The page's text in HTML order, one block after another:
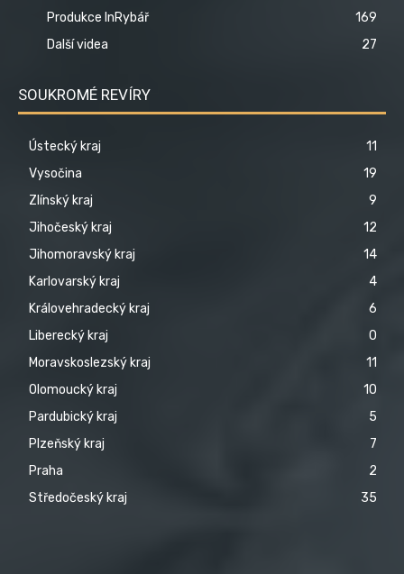
Produkce InRybář
169
Další videa
27
SOUKROMÉ REVÍRY
Ústecký kraj
11
Vysočina
19
Zlínský kraj
9
Jihočeský kraj
12
Jihomoravský kraj
14
Karlovarský kraj
4
Královehradecký kraj
6
Liberecký kraj
0
Moravskoslezský kraj
11
Olomoucký kraj
10
Pardubický kraj
5
Plzeňský kraj
7
Praha
2
Středočeský kraj
35